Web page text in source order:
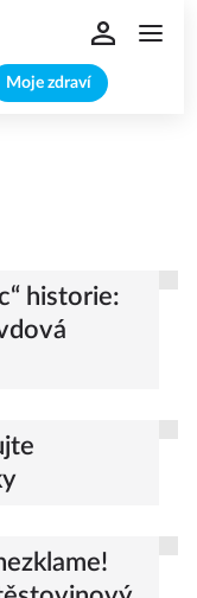
Moje zdraví
historie: